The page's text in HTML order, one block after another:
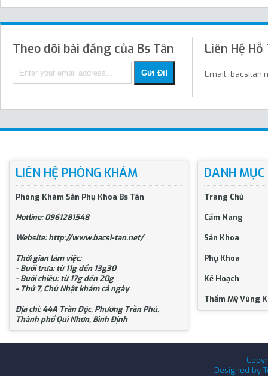
Theo dõi bài đăng của Bs Tân Liên Hệ Hỗ
Email:
LIÊN HỆ PHÒNG KHÁM
Phòng Khám Sản Phụ Khoa Bs Tân
Hotline: 0961281548
Website: http://www.bacsi-tan.net/
Thời gian làm việc:
- Buổi trưa: từ 11g đến 13g30
- Buổi chiều: từ 17g đến 20g
- Thứ 7, Chủ Nhật khám cả ngày
Địa chỉ: 44A Trần Độc, Phường Trần Phú,
Thành phố Qui Nhơn, Bình Định
DANH MỤC
Trang Chủ
Cẩm Nang
Sản Khoa
Phụ Khoa
Kế Hoạch
Thẩm Mỹ Vùng
Designed by